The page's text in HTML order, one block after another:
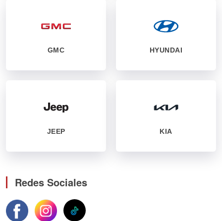
GMC HYUNDAI
JEEP KIA
Redes Sociales